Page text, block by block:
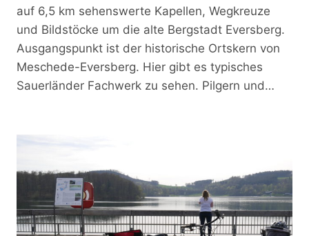
auf 6,5 km sehenswerte Kapellen, Wegkreuze
und Bildstöcke um die alte Bergstadt Eversberg.
Ausgangspunkt ist der historische Ortskern von
Meschede-Eversberg. Hier gibt es typisches
Sauerländer Fachwerk zu sehen. Pilgern und…